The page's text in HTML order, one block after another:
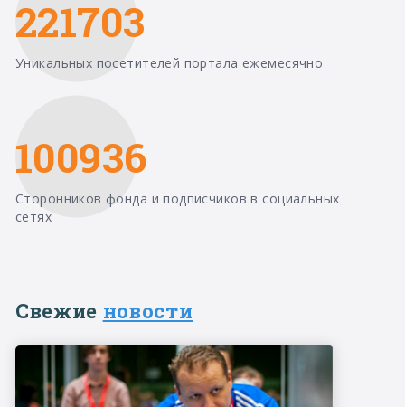
221703
Уникальных посетителей портала ежемесячно
100936
Сторонников фонда и подписчиков в социальных
сетях
Свежие новости